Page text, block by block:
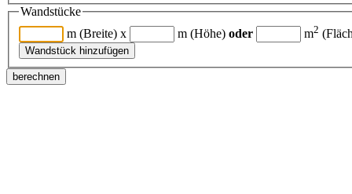
Wandstücke
m (Breite) x
m (Höhe) oder m2